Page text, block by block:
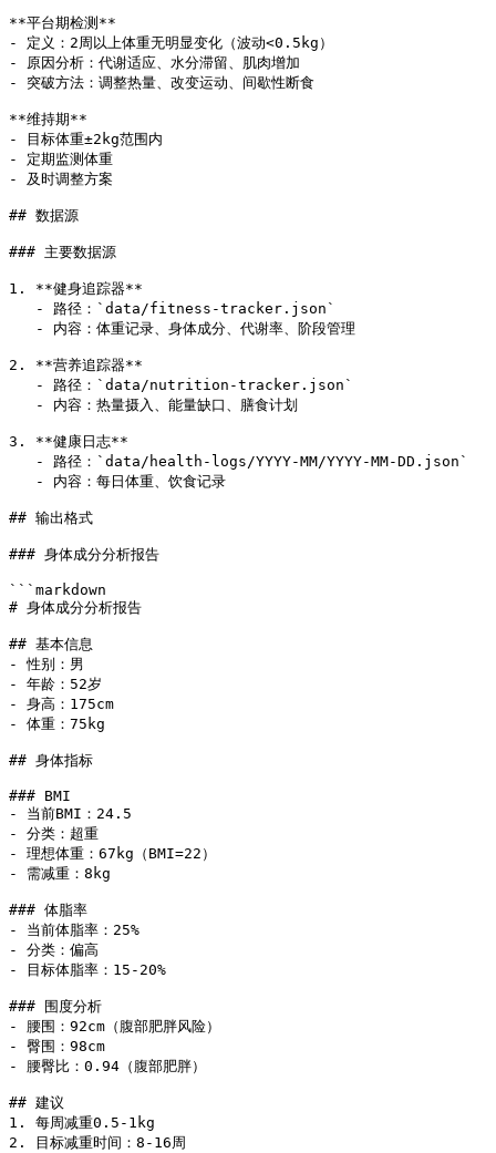
**平台期检测**
- 定义：2周以上体重无明显变化（波动<0.5kg）
- 原因分析：代谢适应、水分滞留、肌肉增加
- 突破方法：调整热量、改变运动、间歇性断食
**维持期**
- 目标体重±2kg范围内
- 定期监测体重
- 及时调整方案
## 数据源
### 主要数据源
1. **健身追踪器**
   - 路径：`data/fitness-tracker.json`
   - 内容：体重记录、身体成分、代谢率、阶段管理
2. **营养追踪器**
   - 路径：`data/nutrition-tracker.json`
   - 内容：热量摄入、能量缺口、膳食计划
3. **健康日志**
   - 路径：`data/health-logs/YYYY-MM/YYYY-MM-DD.json`
   - 内容：每日体重、饮食记录
## 输出格式
### 身体成分分析报告
```markdown
# 身体成分分析报告
## 基本信息
- 性别：男
- 年龄：52岁
- 身高：175cm
- 体重：75kg
## 身体指标
### BMI
- 当前BMI：24.5
- 分类：超重
- 理想体重：67kg（BMI=22）
- 需减重：8kg
### 体脂率
- 当前体脂率：25%
- 分类：偏高
- 目标体脂率：15-20%
### 围度分析
- 腰围：92cm（腹部肥胖风险）
- 臀围：98cm
- 腰臀比：0.94（腹部肥胖）
## 建议
1. 每周减重0.5-1kg
2. 目标减重时间：8-16周